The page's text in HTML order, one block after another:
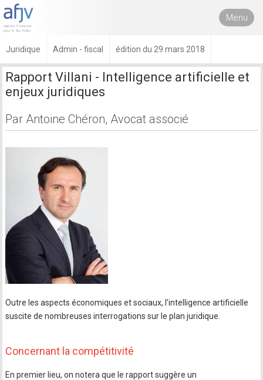
Menu
Juridique Admin - fiscal édition du 29 mars 2018
Rapport Villani - Intelligence artificielle et
enjeux juridiques
Par Antoine Chéron, Avocat associé
Outre les aspects économiques et sociaux, l'intelligence artificielle
suscite de nombreuses interrogations sur le plan juridique.
Concernant la compétitivité
En premier lieu, on notera que le rapport suggère un